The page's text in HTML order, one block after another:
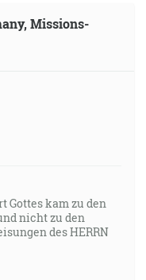
Missions-
Gottes kam zu den
nicht zu den
des HERRN